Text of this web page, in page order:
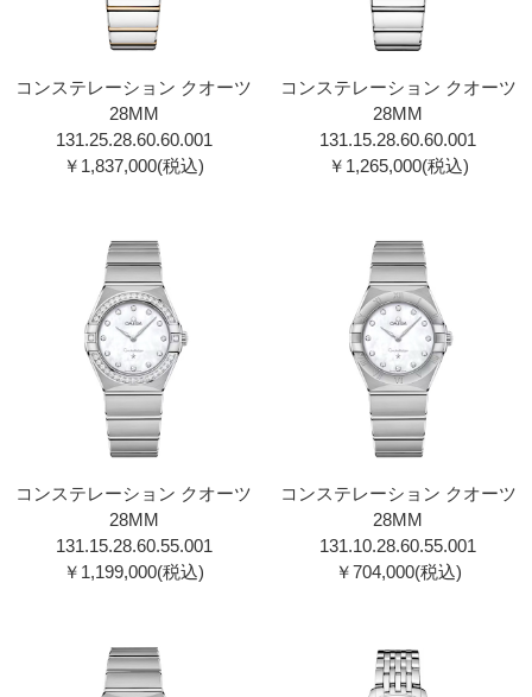
コンステレーション クオーツ
28MM
131.25.28.60.60.001
￥1,837,000(税込)
コンステレーション クオーツ
28MM
131.15.28.60.60.001
￥1,265,000(税込)
コンステレーション クオーツ
28MM
131.15.28.60.55.001
￥1,199,000(税込)
コンステレーション クオーツ
28MM
131.10.28.60.55.001
￥704,000(税込)